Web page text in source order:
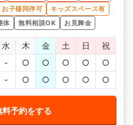
お子様同伴可
キッズスペース有
体 無料相談OK お見舞金
水 木 金 土 日
祝
- ○ ○ ○ ○
○
- ○ ○ ○ ○ ○
料予約をする